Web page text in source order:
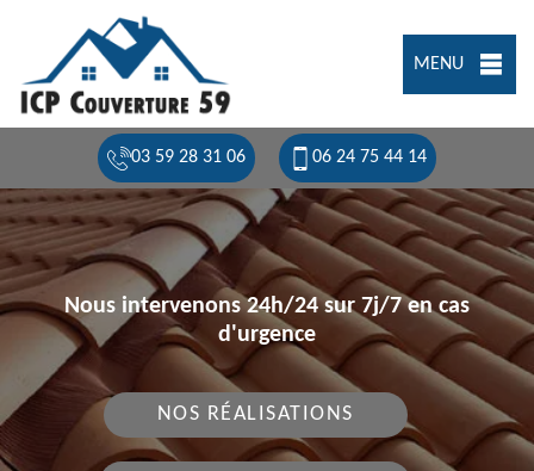
MENU
03 59 28 31 06 06 24 75 44 14
Nous intervenons 24h/24 sur 7j/7 en cas
d'urgence
NOS RÉALISATIONS